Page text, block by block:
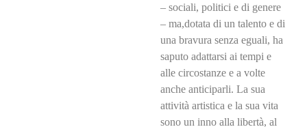
– sociali, politici e di genere
– ma,dotata di un talento e di
una bravura senza eguali, ha
saputo adattarsi ai tempi e
alle circostanze e a volte
anche anticiparli. La sua
attività artistica e la sua vita
sono un inno alla libertà, al